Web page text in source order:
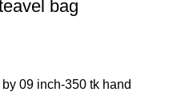
bag
09 inch-350 tk hand